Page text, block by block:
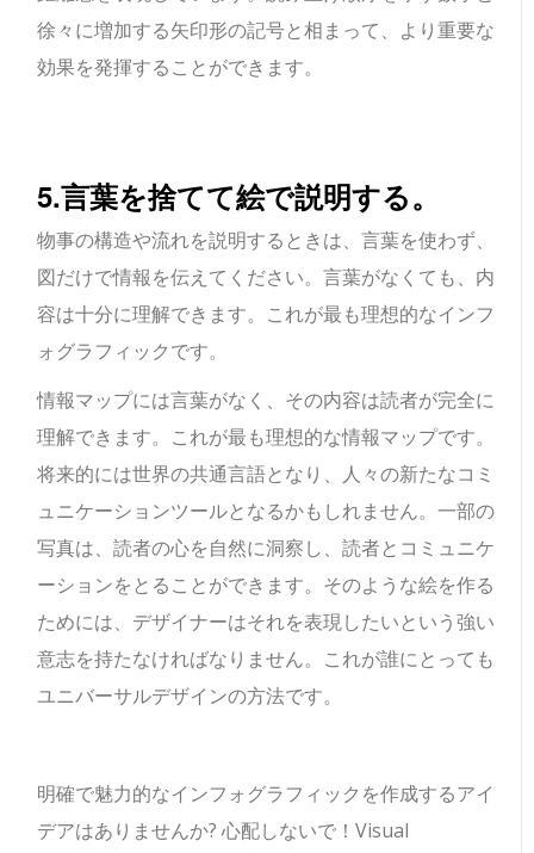
徐々に増加する矢印形の記号と相まって、より重要な
効果を発揮することができます。
5.言葉を捨てて絵で説明する。
物事の構造や流れを説明するときは、言葉を使わず、
図だけで情報を伝えてください。言葉がなくても、内
容は十分に理解できます。これが最も理想的なインフ
ォグラフィックです。
情報マップには言葉がなく、その内容は読者が完全に
理解できます。これが最も理想的な情報マップです。
将来的には世界の共通言語となり、人々の新たなコミ
ュニケーションツールとなるかもしれません。一部の
写真は、読者の心を自然に洞察し、読者とコミュニケ
ーションをとることができます。そのような絵を作る
ためには、デザイナーはそれを表現したいという強い
意志を持たなければなりません。これが誰にとっても
ユニバーサルデザインの方法です。
明確で魅力的なインフォグラフィックを作成するアイ
デアはありませんか? 心配しないで！Visual